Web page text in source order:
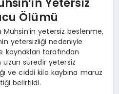
Ölümü
Muhsin’in yetersiz beslenme,
yetersizliği nedeniyle
kaynakları tarafından
uzun süredir yetersiz
ve ciddi kilo kaybına maruz
belirtildi.